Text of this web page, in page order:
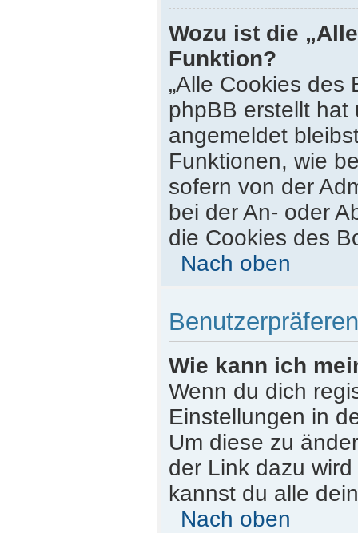
Wozu ist die
Funktion?
„Alle Cookies des
phpBB erstellt hat
angemeldet
Funktionen, wie
sofern von der
bei der An- oder
die Cookies des
Nach oben
Wie kann ich
Wenn du dich
Einstellungen in
Um diese zu
der Link dazu
kannst du alle
Nach oben